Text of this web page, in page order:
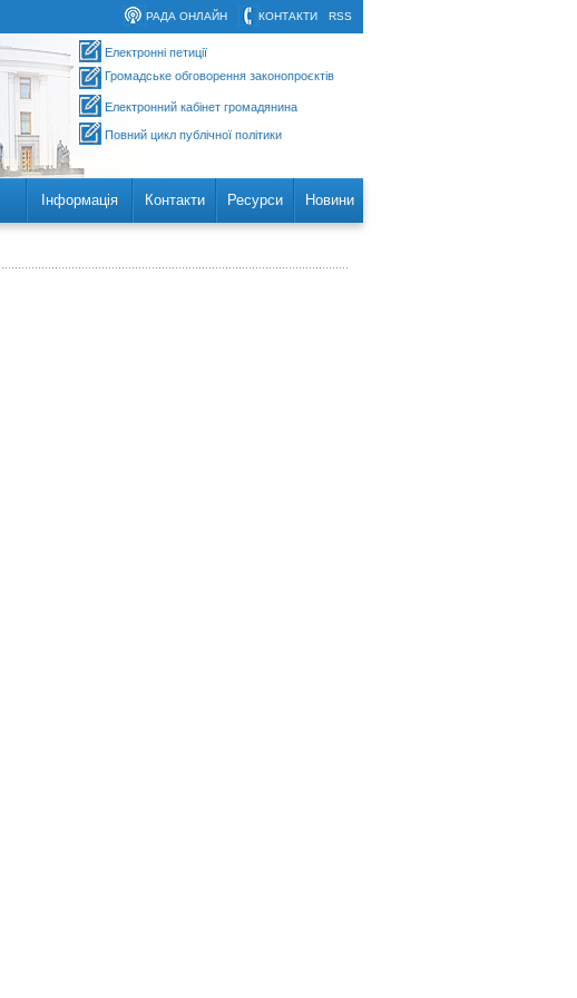
RSS
КОНТАКТИ
РАДА ОНЛАЙН
Електронні петиції
Громадське обговорення законопроєктів
Електронний кабінет громадянина
Повний цикл публічної політики
Інформація Контакти Ресурси Новини